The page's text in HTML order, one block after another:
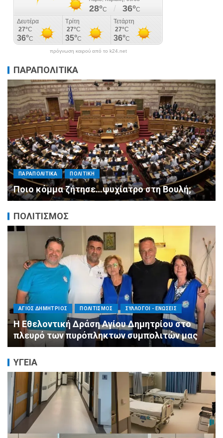
πρόγνωση καιρού από το k24.net
ΠΑΡΑΠΟΛΙΤΙΚΑ
ΠΑΡΑΠΟΛΙΤΙΚΑ ΠΟΛΙΤΙΚΗ
Μητσοτάκης σε υπουργούς: Ξεχάστε τον
ανασχηματισμό, πιάστε δουλειά με 4
αυστηρές εντολές
ΠΟΛΙΤΙΣΜΟΣ
ΠΕΡΙΦΕΡΕΙΕΣ ΠΟΛΙΤΙΣΜΟΣ ΣΥΛΛΟΓΟΙ - ΕΝΩΣΕΙΣ
Η Αντιπεριφερειάρχης Εθελοντισμού Ευγενία
Μπαρμπαγιάννη στα πυρόπληκτα βουνά της
Αττικής: «Μεγάλη η ζημιά, τεράστια η
μεγαλοψυχία των Ελλήνων»
ΥΓΕΙΑ